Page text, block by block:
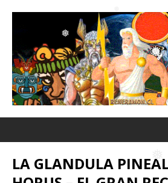
❅
❅
❅
❅
❅
❅
LA GLANDULA